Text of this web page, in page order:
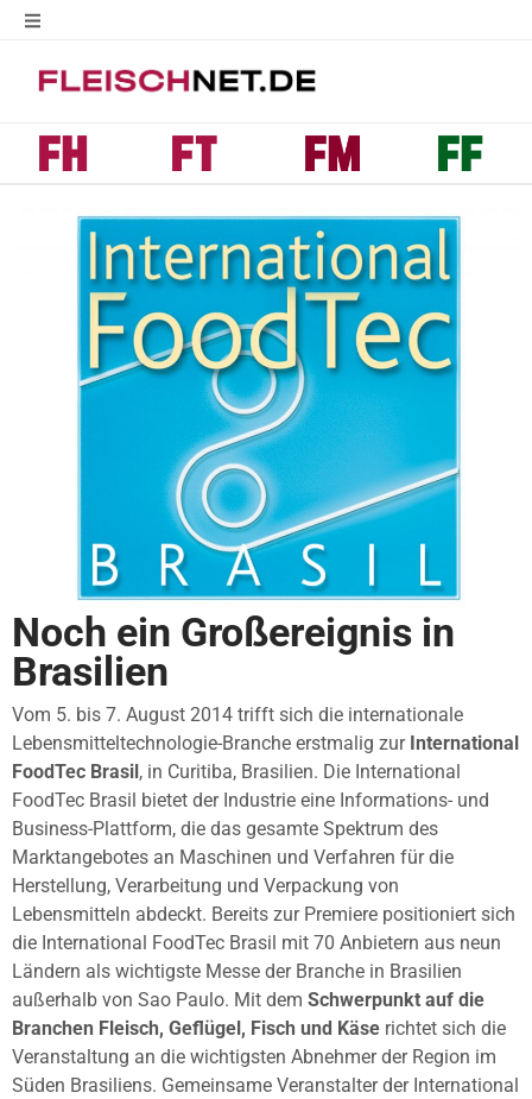
Noch ein Großereignis in
Brasilien
Vom 5. bis 7. August 2014 trifft sich die internationale
Lebensmitteltechnologie-Branche erstmalig zur International
FoodTec Brasil, in Curitiba, Brasilien. Die International
FoodTec Brasil bietet der Industrie eine Informations- und
Business-Plattform, die das gesamte Spektrum des
Marktangebotes an Maschinen und Verfahren für die
Herstellung, Verarbeitung und Verpackung von
Lebensmitteln abdeckt. Bereits zur Premiere positioniert sich
die International FoodTec Brasil mit 70 Anbietern aus neun
Ländern als wichtigste Messe der Branche in Brasilien
außerhalb von Sao Paulo. Mit dem Schwerpunkt auf die
Branchen Fleisch, Geflügel, Fisch und Käse richtet sich die
Veranstaltung an die wichtigsten Abnehmer der Region im
Süden Brasiliens. Gemeinsame Veranstalter der International